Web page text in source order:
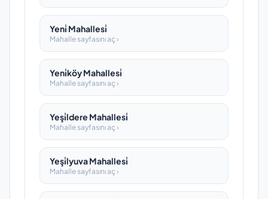
Yeni̇ Mahallesi̇
Mahalle sayfasını aç ›
Yeni̇köy Mahallesi̇
Mahalle sayfasını aç ›
Yeşi̇ldere Mahallesi̇
Mahalle sayfasını aç ›
Yeşi̇lyuva Mahallesi̇
Mahalle sayfasını aç ›